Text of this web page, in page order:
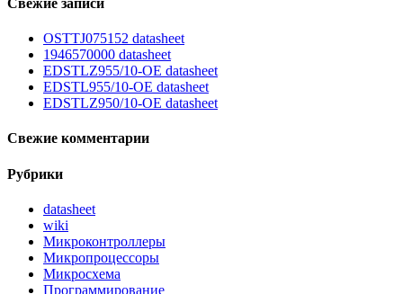
Свежие записи
OSTTJ075152 datasheet
1946570000 datasheet
EDSTLZ955/10-OE datasheet
EDSTL955/10-OE datasheet
EDSTLZ950/10-OE datasheet
Свежие комментарии
Рубрики
datasheet
wiki
Микроконтроллеры
Микропроцессоры
Микросхема
Программирование